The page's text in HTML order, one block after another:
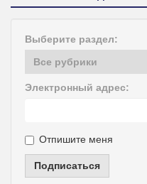
Выберите раздел:
Электронный адрес:
Отпишите меня
Подписаться